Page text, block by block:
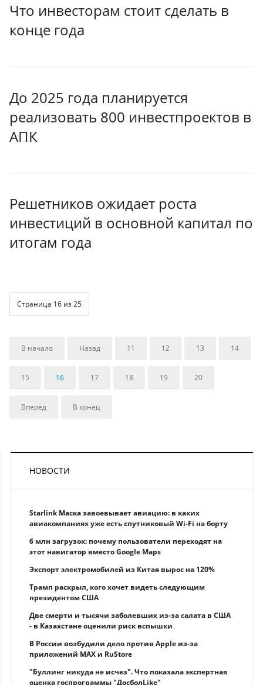
Что инвесторам стоит сделать в
конце года
До 2025 года планируется
реализовать 800 инвестпроектов в
АПК
Решетников ожидает роста
инвестиций в основной капитал по
итогам года
Страница 16 из 25
В начало Назад 11 12 13 14
15 16 17 18 19 20
Вперед В конец
НОВОСТИ
Starlink Маска завоевывает авиацию: в каких
авиакомпаниях уже есть спутниковый Wi-Fi на борту
6 млн загрузок: почему пользователи переходят на
этот навигатор вместо Google Maps
Экспорт электромобилей из Китая вырос на 120%
Трамп раскрыл, кого хочет видеть следующим
президентом США
Две смерти и тысячи заболевших из-за салата в США
- в Казахстане оценили риск вспышки
В России возбудили дело против Apple из-за
приложений MAX и RuStore
"Буллинг никуда не исчез". Что показала экспертная
оценка госпрограммы "ДосболLike"